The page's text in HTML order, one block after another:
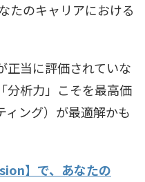
たのキャリアにおける
正当に評価されていな
分析力」こそを最高価
ィング）が最適解かも
】で、あなたの